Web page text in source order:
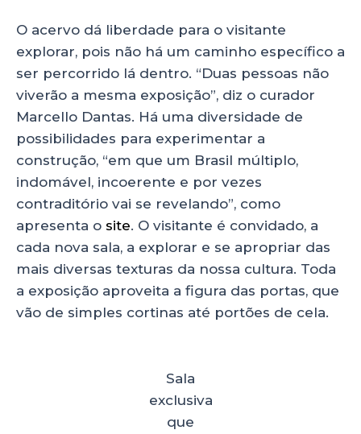
O acervo dá liberdade para o visitante
explorar, pois não há um caminho específico a
ser percorrido lá dentro. “Duas pessoas não
viverão a mesma exposição”, diz o curador
Marcello Dantas. Há uma diversidade de
possibilidades para experimentar a
construção, “em que um Brasil múltiplo,
indomável, incoerente e por vezes
contraditório vai se revelando”, como
apresenta o site. O visitante é convidado, a
cada nova sala, a explorar e se apropriar das
mais diversas texturas da nossa cultura. Toda
a exposição aproveita a figura das portas, que
vão de simples cortinas até portões de cela.
Sala
exclusiva
que